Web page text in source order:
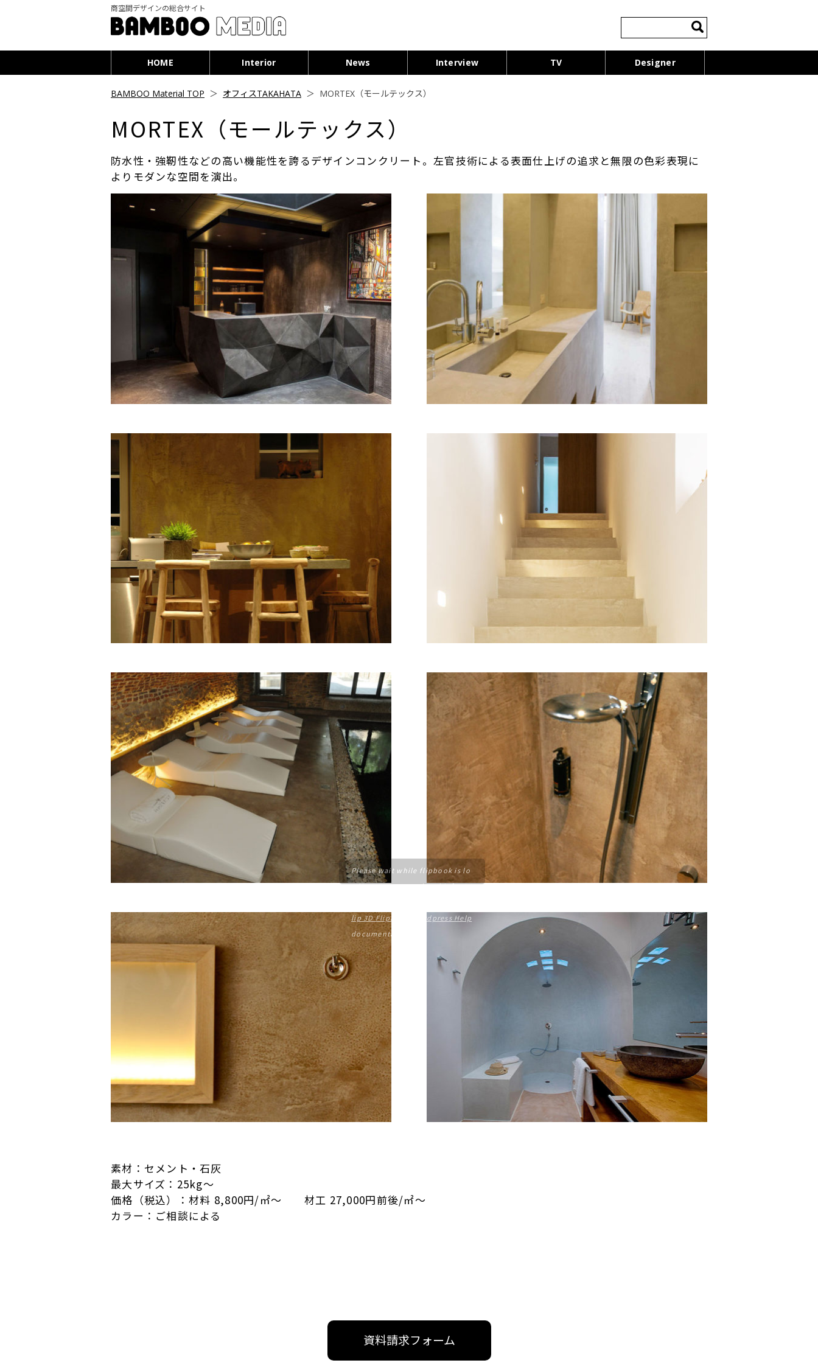
商空間デザインの総合サイト
索:
HOME Interior News Interview TV Designer
BAMBOO Material TOP ＞ オフィスTAKAHATA ＞ MORTEX（モールテックス）
MORTEX（モールテックス）
防水性・強靭性などの高い機能性を誇るデザインコンクリート。左官技術による表面仕上げの追求と無限の色彩表現に
よりモダンな空間を演出。
素材：セメント・石灰
最大サイズ：25kg〜
価格（税込）：材料 8,800円/㎡～ 材工 27,000円前後/㎡～
カラー：ご相談による
Please wait while flipbook is lo
ading. For more related info, FA
lip 3D Flipbook Wordpress Help
documentation.
資料請求フォーム